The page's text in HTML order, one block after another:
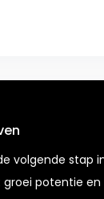
volgende stap
potentie